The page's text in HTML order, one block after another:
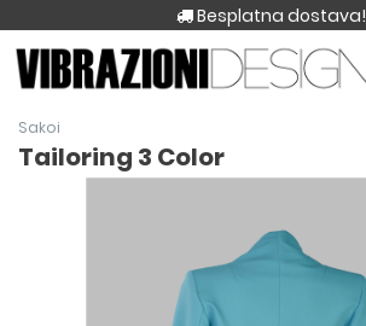
Besplatna dostava!
Sakoi
Tailoring 3 Color